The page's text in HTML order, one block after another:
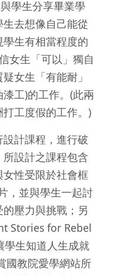
學生分享畢業學
去想像自己能從
生有相當程度的
女生「可以」獨自
女生「有能耐」
工)的工作。(此兩
工度假的工作。)
計課程，進行破
設計之課程包含
性受限於社會框
，並與學生一起討
壓力與挑戰；另
Stories for Rebel
學生知道人生成就
國教院愛學網站所